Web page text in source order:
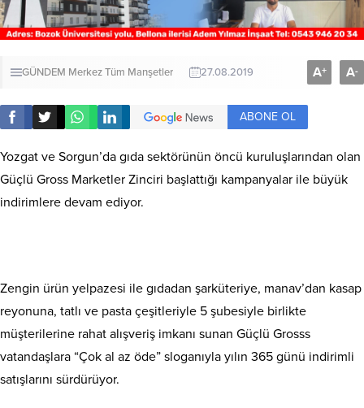
GÜNDEM MerkezTüm Manşetler 27.08.2019 A+ A-
ABONE OL
Yozgat ve Sorgun’da gıda sektörünün öncü kuruluşlarından olan
Güçlü Gross Marketler Zinciri başlattığı kampanyalar ile büyük
indirimlere devam ediyor.
Zengin ürün yelpazesi ile gıdadan şarküteriye, manav’dan kasap
reyonuna, tatlı ve pasta çeşitleriyle 5 şubesiyle birlikte
müşterilerine rahat alışveriş imkanı sunan Güçlü Grosss
vatandaşlara “Çok al az öde” sloganıyla yılın 365 günü indirimli
satışlarını sürdürüyor.